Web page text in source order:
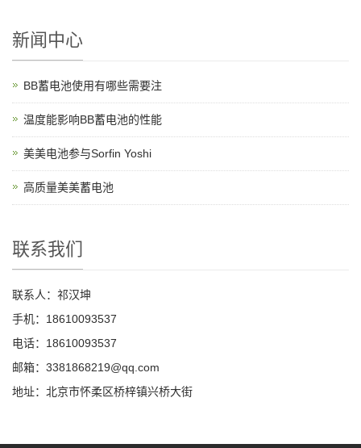
新闻中心
BB蓄电池使用有哪些需要注
温度能影响BB蓄电池的性能
美美电池参与Sorfin Yoshi
高质量美美蓄电池
联系我们
联系人：祁汉坤
手机：18610093537
电话：18610093537
邮箱：3381868219@qq.com
地址：北京市怀柔区桥梓镇兴桥大街